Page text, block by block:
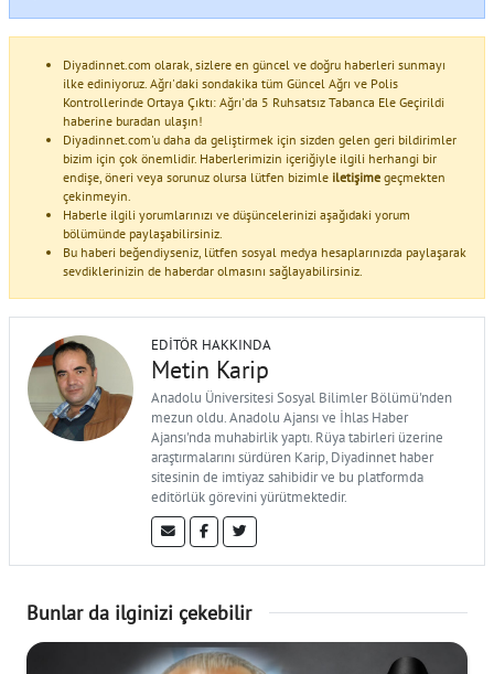
Diyadinnet.com olarak, sizlere en güncel ve doğru haberleri sunmayı
ilke ediniyoruz. Ağrı'daki sondakika tüm Güncel Ağrı ve Polis
Kontrollerinde Ortaya Çıktı: Ağrı'da 5 Ruhsatsız Tabanca Ele Geçirildi
haberine buradan ulaşın!
Diyadinnet.com'u daha da geliştirmek için sizden gelen geri bildirimler
bizim için çok önemlidir. Haberlerimizin içeriğiyle ilgili herhangi bir
endişe, öneri veya sorunuz olursa lütfen bizimle iletişime geçmekten
çekinmeyin.
Haberle ilgili yorumlarınızı ve düşüncelerinizi aşağıdaki yorum
bölümünde paylaşabilirsiniz.
Bu haberi beğendiyseniz, lütfen sosyal medya hesaplarınızda paylaşarak
sevdiklerinizin de haberdar olmasını sağlayabilirsiniz.
EDITÖR HAKKINDA
Metin Karip
Anadolu Üniversitesi Sosyal Bilimler Bölümü'nden
mezun oldu. Anadolu Ajansı ve İhlas Haber
Ajansı'nda muhabirlik yaptı. Rüya tabirleri üzerine
araştırmalarını sürdüren Karip, Diyadinnet haber
sitesinin de imtiyaz sahibidir ve bu platformda
editörlük görevini yürütmektedir.
Bunlar da ilginizi çekebilir